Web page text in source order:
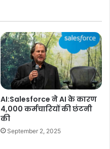
AI:Salesforce ने AI के कारण
4,000 कर्मचारियों की छंटनी
की
September 2, 2025